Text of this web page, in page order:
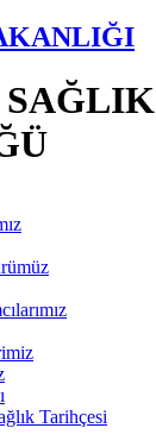
SAĞLIK
Tarihçesi